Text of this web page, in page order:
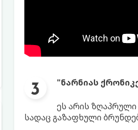
"ნარნიას
ეს არის
სადაც გაზაფხული